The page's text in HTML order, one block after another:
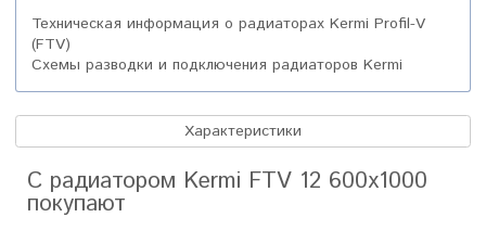
Техническая информация о радиаторах Kermi Profil-V
(FTV)
Схемы разводки и подключения радиаторов Kermi
Характеристики
С радиатором Kermi FTV 12 600x1000
покупают